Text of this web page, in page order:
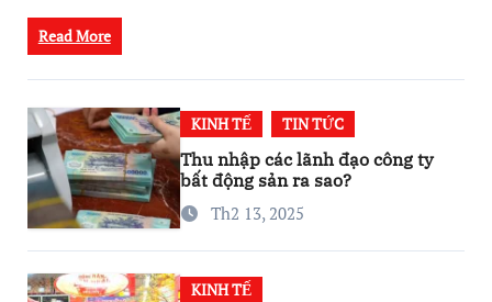
Read More
KINH TẾ TIN TỨC
Thu nhập các lãnh đạo công ty
bất động sản ra sao?
Th2 13, 2025
KINH TẾ